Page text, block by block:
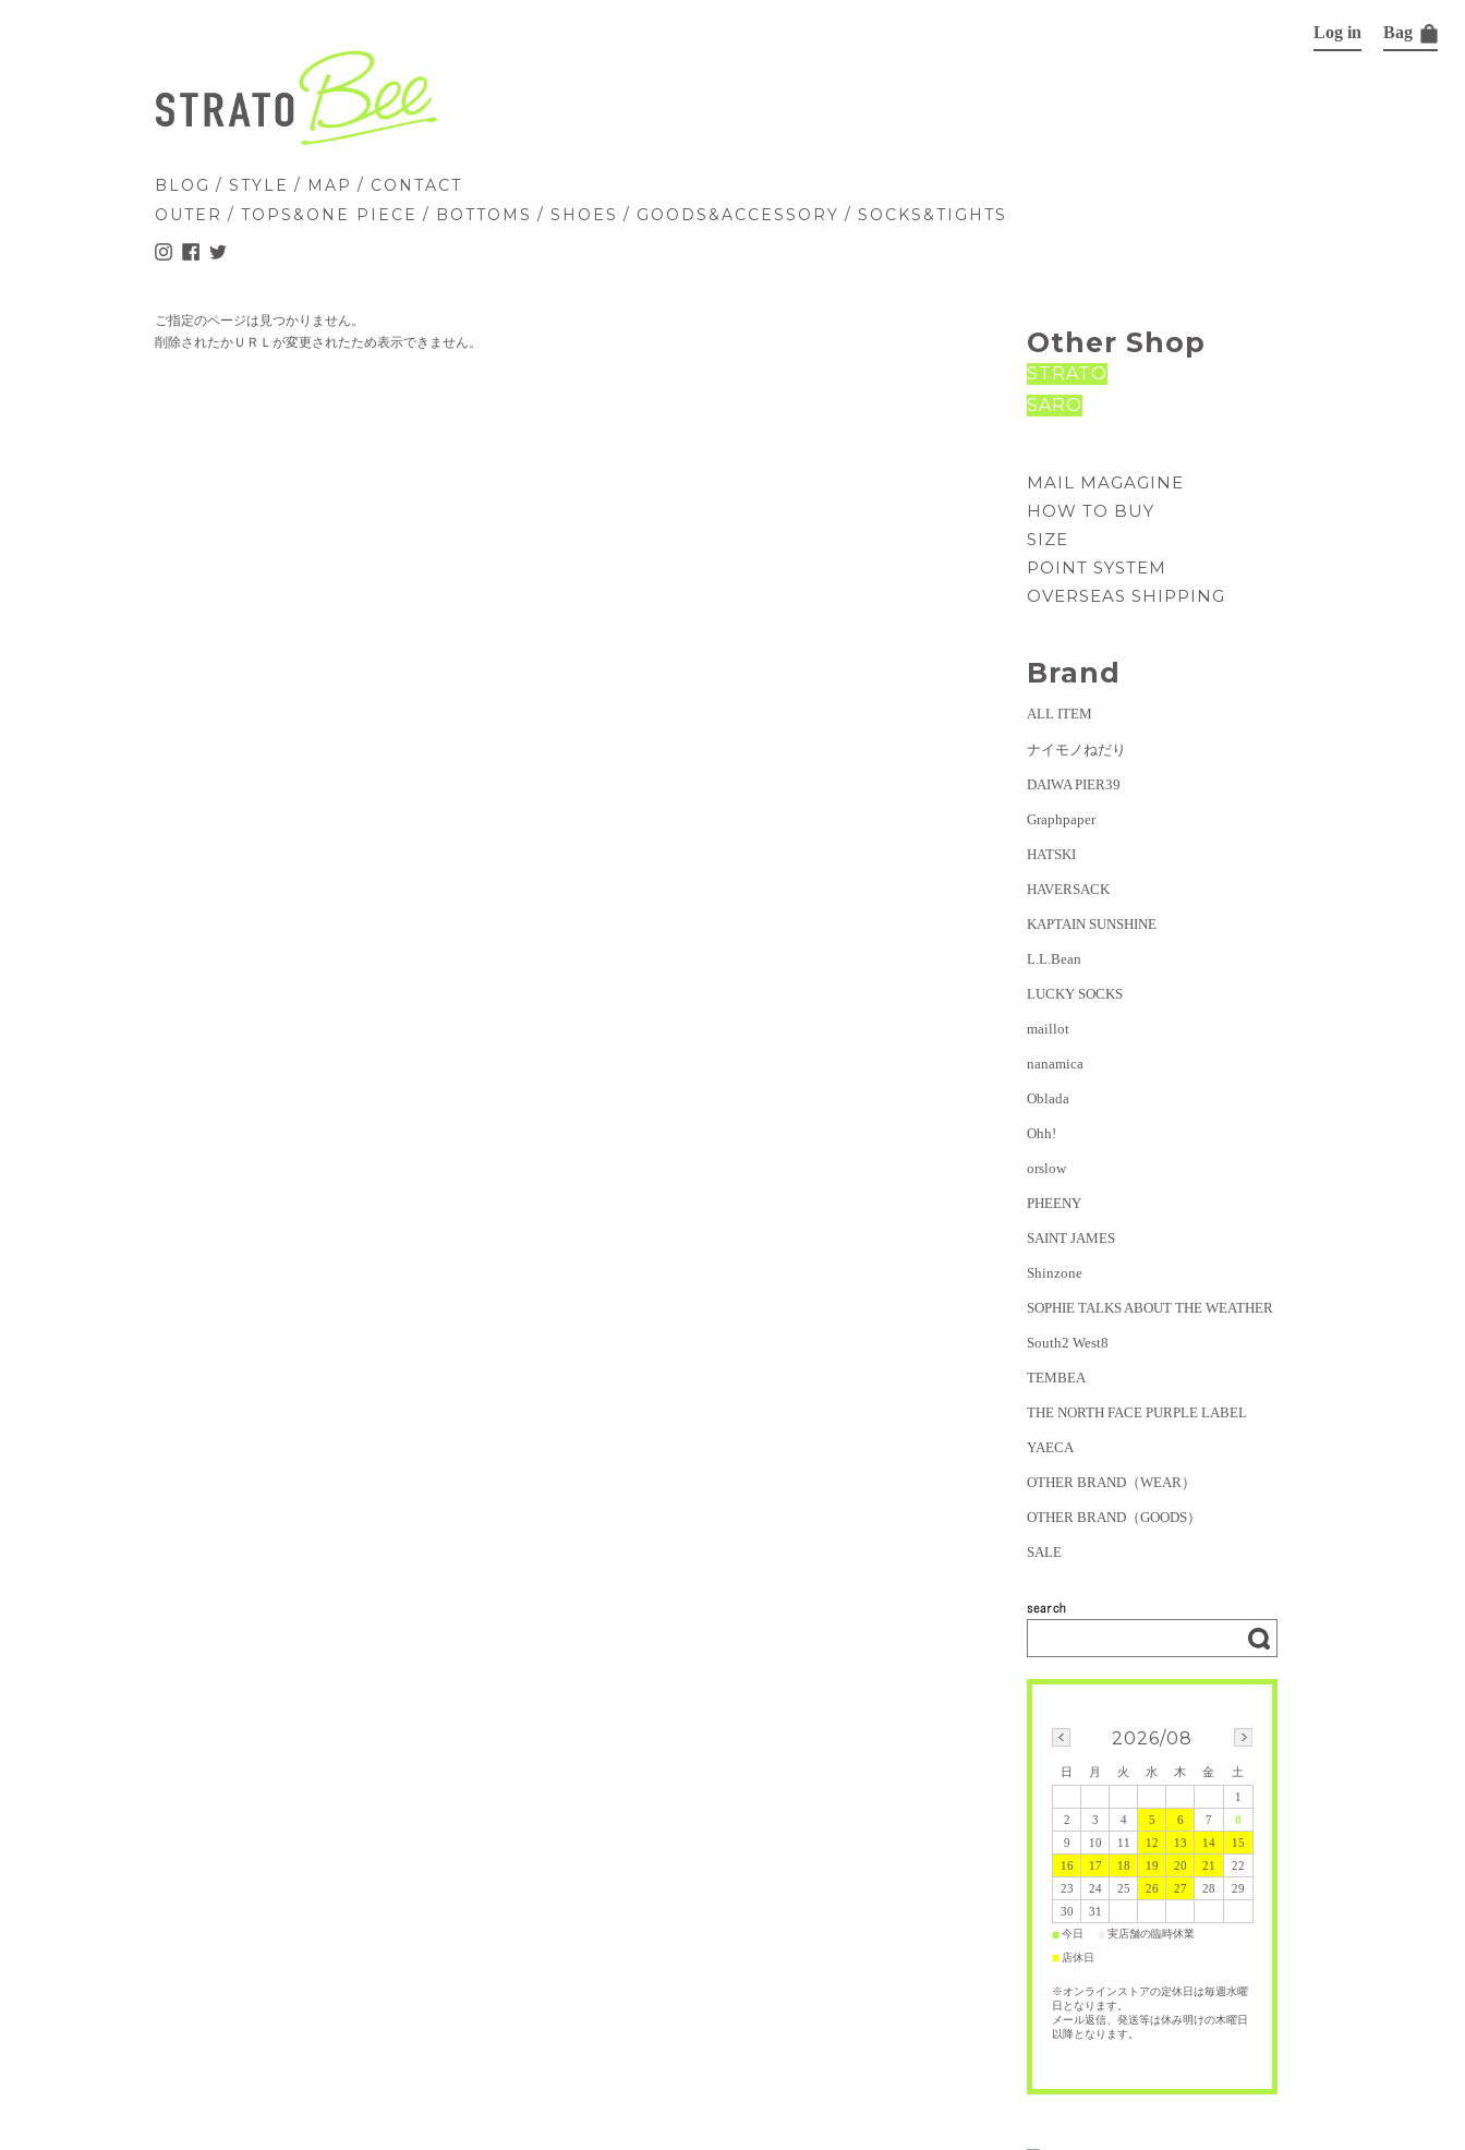
BLOG / STYLE / MAP / CONTACT
OUTER / TOPS&ONE PIECE / BOTTOMS / SHOES / GOODS&ACCESSORY / SOCKS&TIGHTS
Log in Bag
ご指定のページは見つかりません。
削除されたかＵＲＬが変更されたため表示できません。
Other Shop
STRATO
SARO
MAIL MAGAGINE
HOW TO BUY
SIZE
POINT SYSTEM
OVERSEAS SHIPPING
Brand
ALL ITEM
ナイモノねだり
DAIWA PIER39
Graphpaper
HATSKI
HAVERSACK
KAPTAIN SUNSHINE
L.L.Bean
LUCKY SOCKS
maillot
nanamica
Oblada
Ohh!
orslow
PHEENY
SAINT JAMES
Shinzone
SOPHIE TALKS ABOUT THE WEATHER
South2 West8
TEMBEA
THE NORTH FACE PURPLE LABEL
YAECA
OTHER BRAND（WEAR）
OTHER BRAND（GOODS）
SALE
2026/08
日 月 火 水 木 金
土
1
2
3 4 5 6 7
8
9
10 11 12 13 14
15
16
17 18 19 20 21
22
23
24 25 26 27 28
29
30
31
■今日 実店舗の臨時休業
■ 店休日
※オンラインストアの定休日は毎週水曜
日となります。
メール返信、発送等は休み明けの木曜日
以降となります。